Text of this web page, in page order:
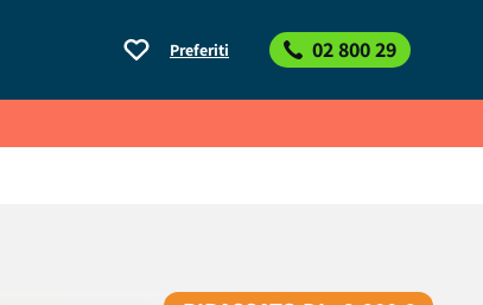
Preferiti 02 800 29